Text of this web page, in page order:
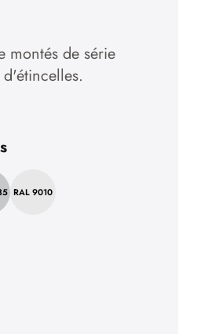
montés de série
RAL 9010